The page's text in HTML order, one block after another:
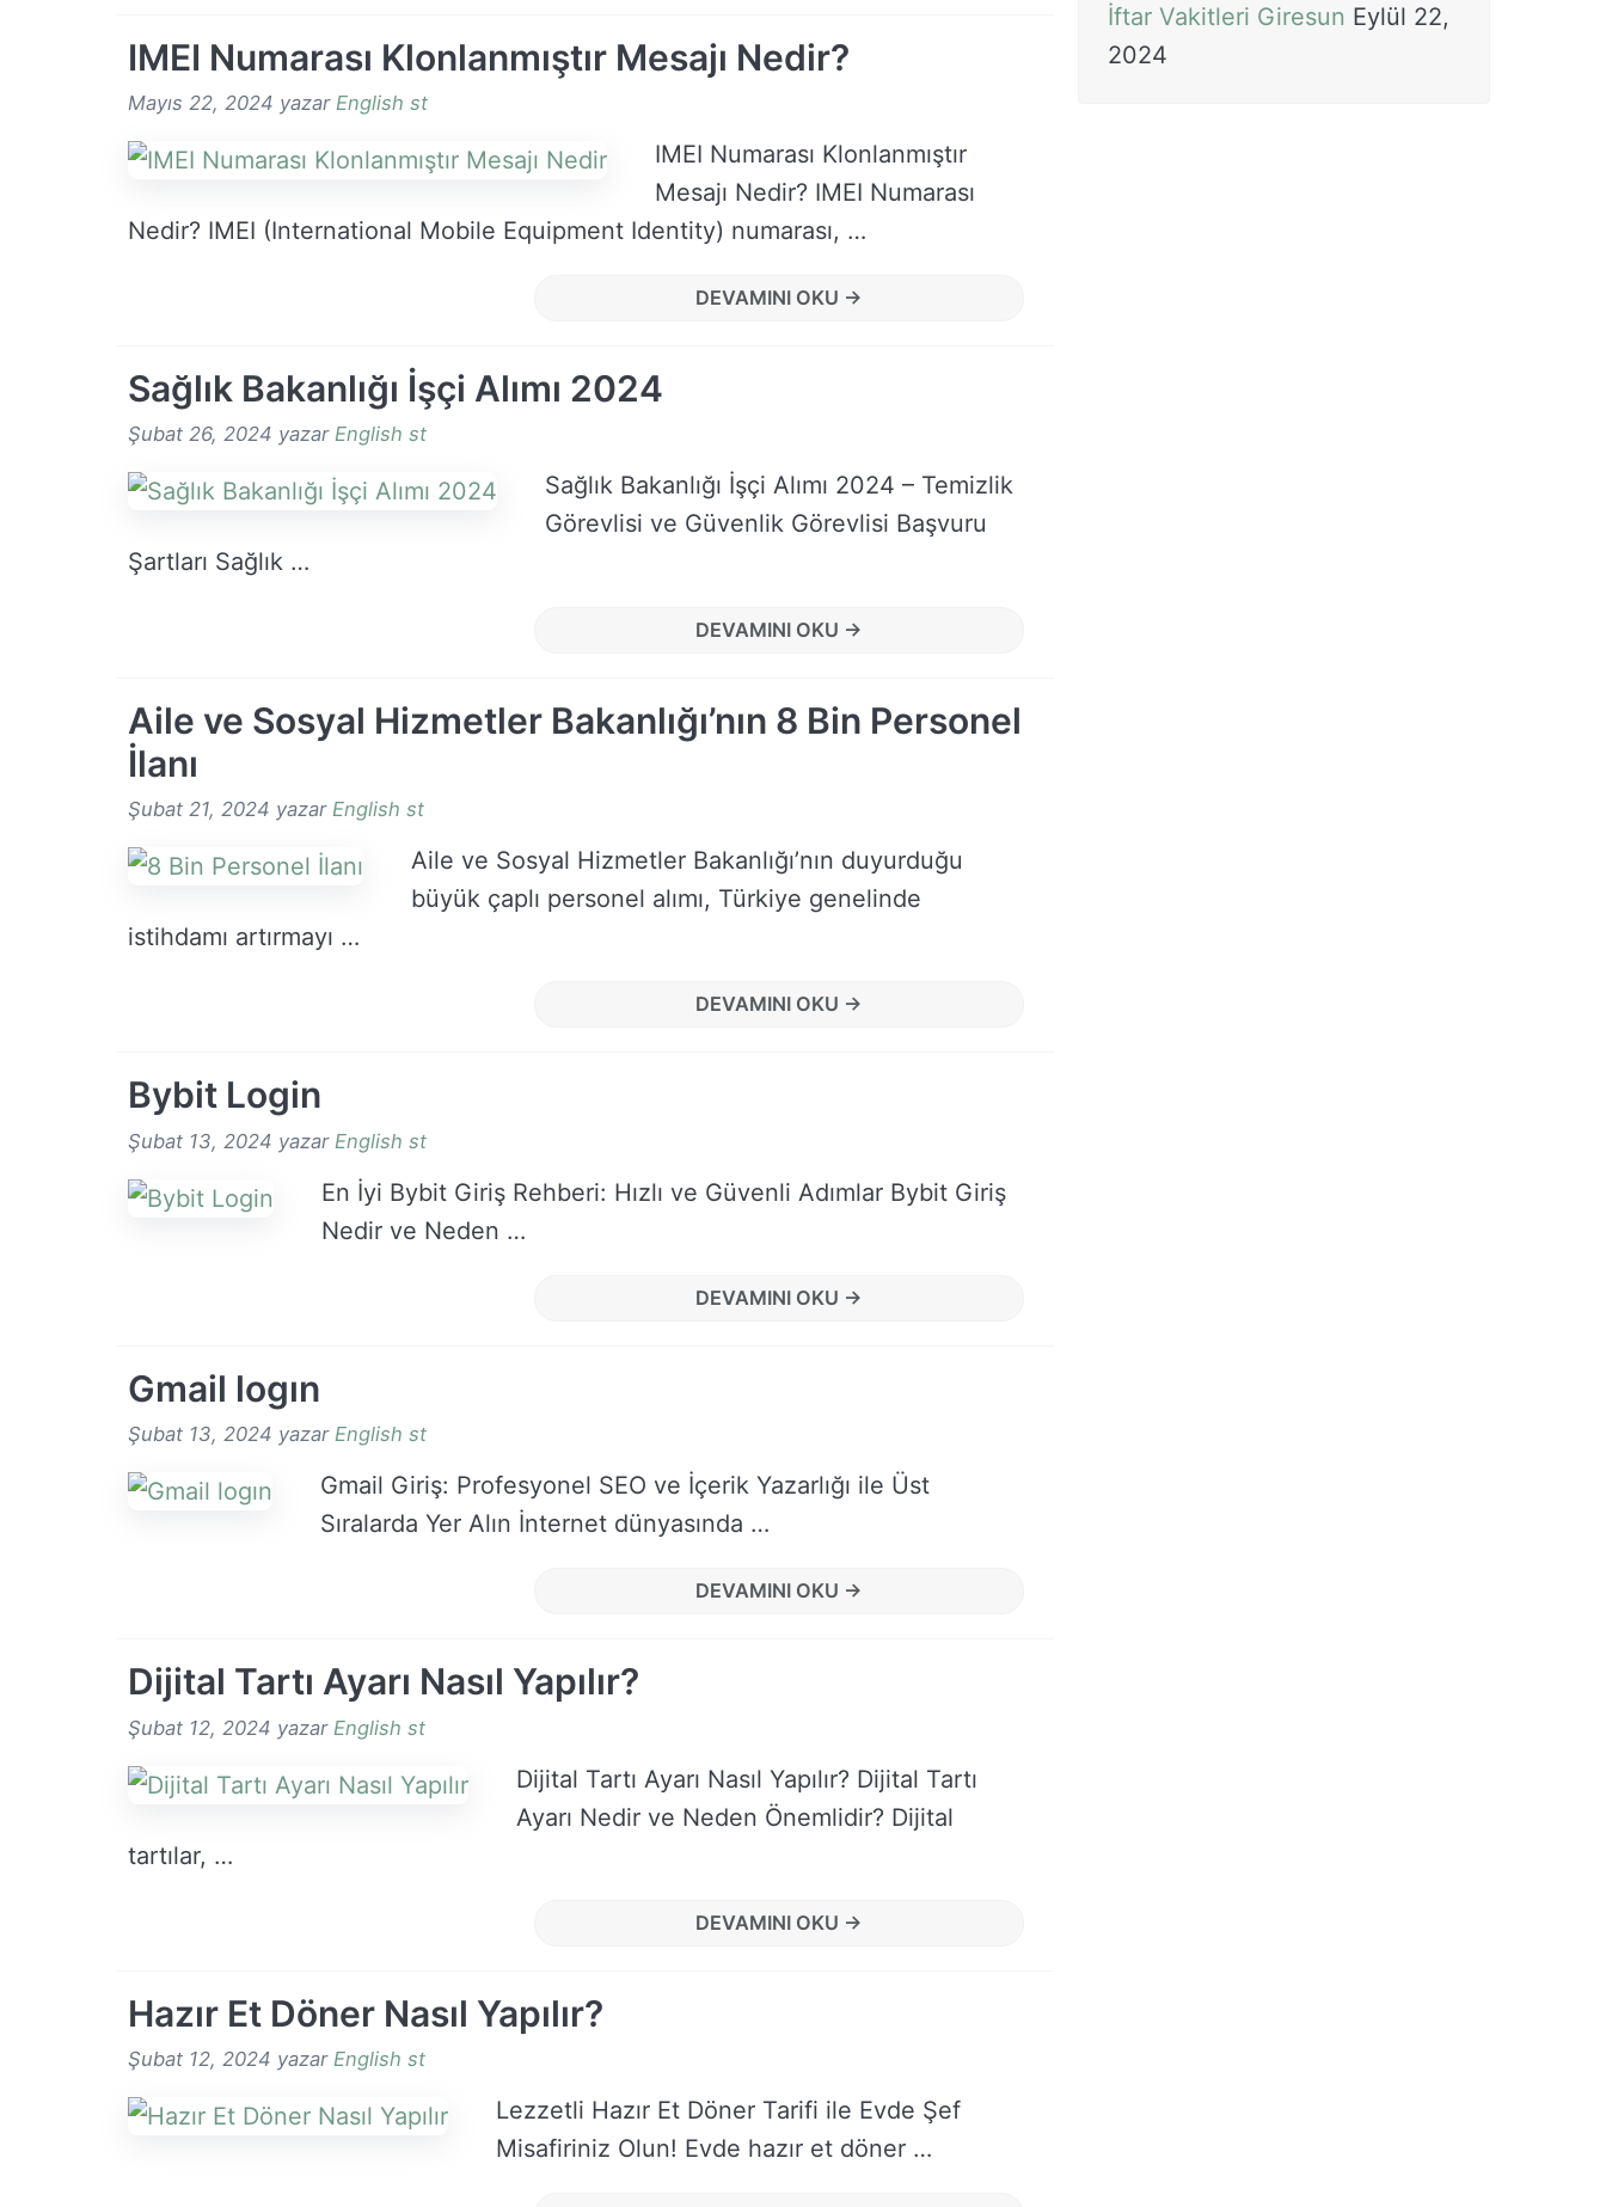
IMEI Numarası Klonlanmıştır Mesajı Nedir?
Mayıs 22, 2024 yazar English st
IMEI Numarası Klonlanmıştır
Mesajı Nedir? IMEI Numarası
Nedir? IMEI (International Mobile Equipment Identity) numarası, …
DEVAMINI OKU →
Sağlık Bakanlığı İşçi Alımı 2024
Şubat 26, 2024 yazar English st
Sağlık Bakanlığı İşçi Alımı 2024 – Temizlik
Görevlisi ve Güvenlik Görevlisi Başvuru
Şartları Sağlık …
DEVAMINI OKU →
Aile ve Sosyal Hizmetler Bakanlığı’nın 8 Bin Personel
İlanı
Şubat 21, 2024 yazar English st
Aile ve Sosyal Hizmetler Bakanlığı’nın duyurduğu
büyük çaplı personel alımı, Türkiye genelinde
istihdamı artırmayı …
DEVAMINI OKU →
Bybit Login
Şubat 13, 2024 yazar English st
En İyi Bybit Giriş Rehberi: Hızlı ve Güvenli Adımlar Bybit Giriş
Nedir ve Neden …
DEVAMINI OKU →
Gmail logın
Şubat 13, 2024 yazar English st
Gmail Giriş: Profesyonel SEO ve İçerik Yazarlığı ile Üst
Sıralarda Yer Alın İnternet dünyasında …
DEVAMINI OKU →
Dijital Tartı Ayarı Nasıl Yapılır?
Şubat 12, 2024 yazar English st
Dijital Tartı Ayarı Nasıl Yapılır? Dijital Tartı
Ayarı Nedir ve Neden Önemlidir? Dijital
tartılar, …
DEVAMINI OKU →
Hazır Et Döner Nasıl Yapılır?
Şubat 12, 2024 yazar English st
Lezzetli Hazır Et Döner Tarifi ile Evde Şef
Misafiriniz Olun! Evde hazır et döner …
İftar Vakitleri Giresun Eylül 22,
2024